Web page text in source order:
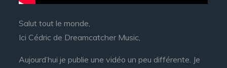
Salut tout le monde,
Ici Cédric de Dreamcatcher Music,
Aujourd’hui je publie une vidéo un peu différente. Je